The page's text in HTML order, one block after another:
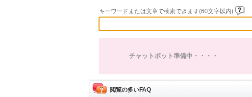
キーワードまたは文章で検索できます(60文字以内)
チャットボット準備中・・・・
閲覧の多いFAQ